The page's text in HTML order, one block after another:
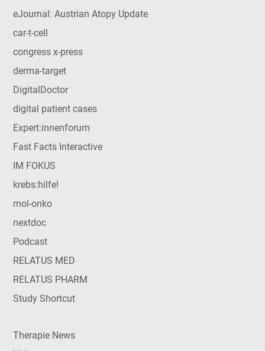
eJournal: Austrian Atopy Update
car-t-cell
congress x-press
derma-target
DigitalDoctor
digital patient cases
Expert:innenforum
Fast Facts Interactive
IM FOKUS
krebs:hilfe!
mol-onko
nextdoc
Podcast
RELATUS MED
RELATUS PHARM
Study Shortcut
Therapie News